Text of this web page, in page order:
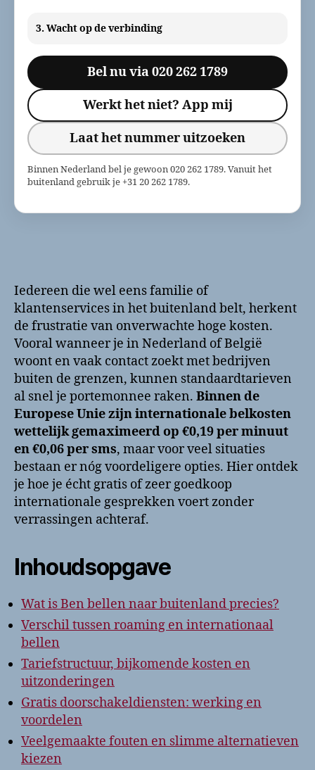
3. Wacht op de verbinding
Bel nu via 020 262 1789
Werkt het niet? App mij
Laat het nummer uitzoeken
Binnen Nederland bel je gewoon 020 262 1789. Vanuit het
buitenland gebruik je +31 20 262 1789.
Iedereen die wel eens familie of
klantenservices in het buitenland belt, herkent
de frustratie van onverwachte hoge kosten.
Vooral wanneer je in Nederland of België
woont en vaak contact zoekt met bedrijven
buiten de grenzen, kunnen standaardtarieven
al snel je portemonnee raken. Binnen de
Europese Unie zijn internationale belkosten
wettelijk gemaximeerd op €0,19 per minuut
en €0,06 per sms, maar voor veel situaties
bestaan er nóg voordeligere opties. Hier ontdek
je hoe je écht gratis of zeer goedkoop
internationale gesprekken voert zonder
verrassingen achteraf.
Inhoudsopgave
Wat is Ben bellen naar buitenland precies?
Verschil tussen roaming en internationaal
bellen
Tariefstructuur, bijkomende kosten en
uitzonderingen
Gratis doorschakeldiensten: werking en
voordelen
Veelgemaakte fouten en slimme alternatieven
kiezen